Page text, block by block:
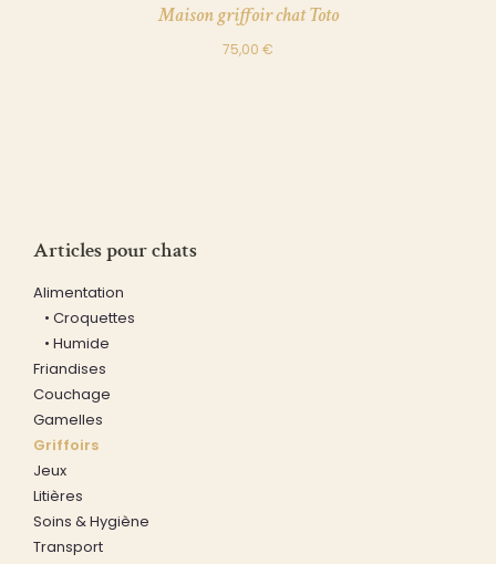
Maison griffoir chat Toto
75,00 €
Articles pour chats
Alimentation
• Croquettes
• Humide
Friandises
Couchage
Gamelles
Griffoirs
Jeux
Litières
Soins & Hygiène
Transport